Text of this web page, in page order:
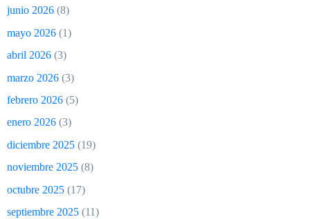
junio 2026 (8)
mayo 2026 (1)
abril 2026 (3)
marzo 2026 (3)
febrero 2026 (5)
enero 2026 (3)
diciembre 2025 (19)
noviembre 2025 (8)
octubre 2025 (17)
septiembre 2025 (11)